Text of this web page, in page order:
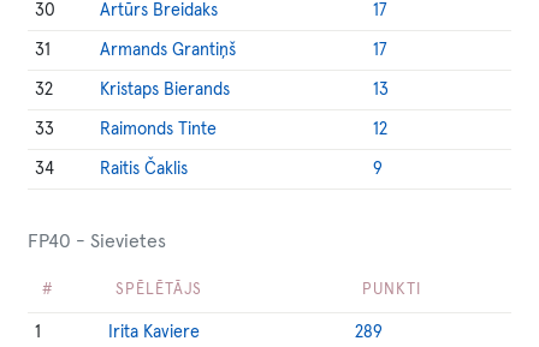
30 Artūrs Breidaks 17
31 Armands Grantiņš 17
32 Kristaps Bierands 13
33 Raimonds Tinte 12
34 Raitis Čaklis 9
FP40 - Sievietes
# SPĒLĒTĀJS PUNKTI
1 Irita Kaviere 289